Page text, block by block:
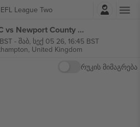
EFL League Twoშესვლა
Northampton Town FC vs Newport County AFC EFL League Two ბილეთი
- შაბ, სექ 05 26, 16:45 BST
United Kingdom
რუკის მიმაგრება